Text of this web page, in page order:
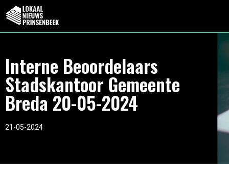
Interne Beoordelaars
Stadskantoor Gemeente
Breda 20-05-2024
21-05-2024